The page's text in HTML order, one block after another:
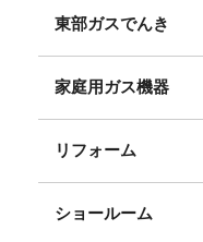
東部ガスでんき
家庭用ガス機器
リフォーム
ショールーム